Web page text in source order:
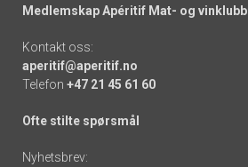
Medlemskap Apéritif Mat- og vinklubb
Kontakt oss:
aperitif@aperitif.no
Telefon +47 21 45 61 60
Ofte stilte spørsmål
Nyhetsbrev: